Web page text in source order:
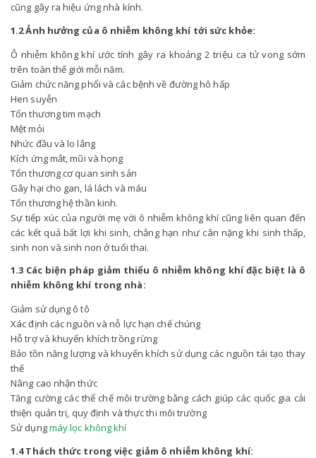
cũng gây ra hiệu ứng nhà kính.
1.2 Ảnh hưởng của ô nhiễm không khí tới sức khỏe:
Ô nhiễm không khí ước tính gây ra khoảng 2 triệu ca tử vong sớm
trên toàn thế giới mỗi năm.
Giảm chức năng phổi và các bệnh về đường hô hấp
Hen suyễn
Tổn thương tim mạch
Mệt mỏi
Nhức đầu và lo lắng
Kích ứng mắt, mũi và họng
Tổn thương cơ quan sinh sản
Gây hại cho gan, lá lách và máu
Tổn thương hệ thần kinh.
Sự tiếp xúc của người mẹ với ô nhiễm không khí cũng liên quan đến
các kết quả bất lợi khi sinh, chẳng hạn như cân nặng khi sinh thấp,
sinh non và sinh non ở tuổi thai.
1.3 Các biện pháp giảm thiểu ô nhiễm không khí đặc biệt là ô
nhiễm không khí trong nhà:
Giảm sử dụng ô tô
Xác định các nguồn và nỗ lực hạn chế chúng
Hỗ trợ và khuyến khích trồng rừng
Bảo tồn năng lượng và khuyến khích sử dụng các nguồn tái tạo thay
thế
Nâng cao nhận thức
Tăng cường các thể chế môi trường bằng cách giúp các quốc gia cải
thiện quản trị, quy định và thực thi môi trường
Sử dụngmáy lọc không khí
1.4 Thách thức trong việc giảm ô nhiễm không khí: